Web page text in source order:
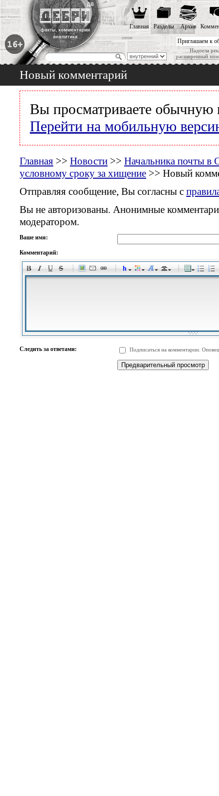
Приглашаем к
Надоела
расширенный
Главная Разделы Архив
Новый комментарий
Вы просматриваете обычную
Перейти на мобильную
Главная >> Новости >> Начальника почты в
условному сроку за хищение >> Новый
Отправляя сообщение, Вы согласны с
Вы не авторизованы. Анонимные
модератором.
Ваше имя:
Комментарий:
-
-
-
-
-
-
-
-
-
-
-
-
-
Следить за ответами: Подписаться на комментарии.